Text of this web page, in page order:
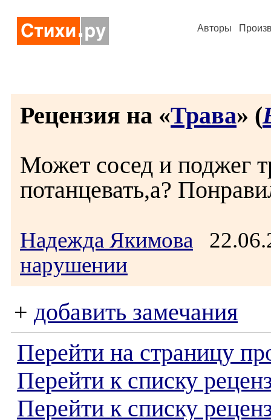
Авторы
Рецензия на «Трава» (
Может сосед и поджег
потанцевать,а?
Надежда Якимова
нарушении
+ добавить замечания
Перейти на страницу
Перейти к списку
Перейти к списку